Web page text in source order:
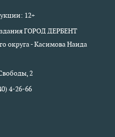
12+
ГОРОД ДЕРБЕНТ
округа - Касимова Наида
2
4-26-66